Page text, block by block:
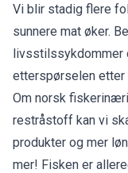
Vi blir stadig flere
sunnere mat øker.
livsstilssykdommer
etterspørselen etter
Om norsk
restråstoff kan vi
produkter og mer
mer! Fisken er